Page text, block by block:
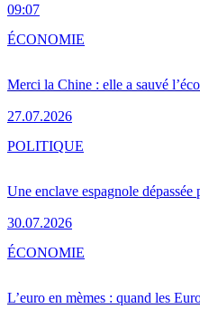
09:07
Merci la Chine : elle a sauvé
27.07.2026
ÉCONOMIE
Une enclave espagnole
30.07.2026
POLITIQUE
L’euro en mèmes : quand les
ÉCONOMIE